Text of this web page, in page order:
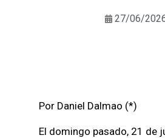
27/06/
Por Daniel Dalmao (*)
El domingo pasado, 21 de